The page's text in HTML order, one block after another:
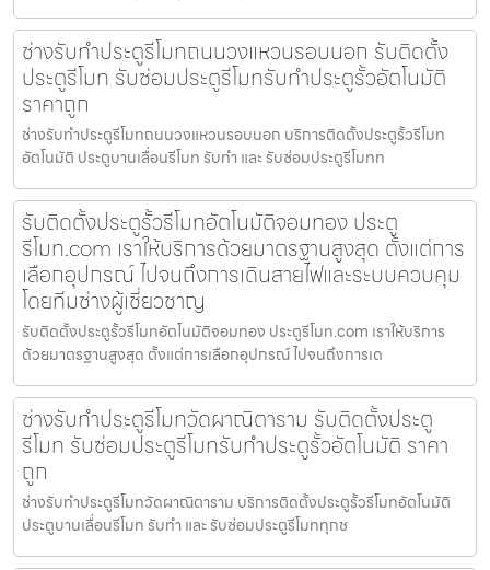
ช่างรับทำประตูรีโมทถนนวงแหวนรอบนอก รับติดตั้ง
ประตูรีโมท รับซ่อมประตูรีโมทรับทำประตูรั้วอัตโนมัติ
ราคาถูก
ช่างรับทำประตูรีโมทถนนวงแหวนรอบนอก บริการติดตั้งประตูรั้วรีโมท
อัตโนมัติ ประตูบานเลื่อนรีโมท รับทำ และ รับซ่อมประตูรีโมทท
รับติดตั้งประตูรั้วรีโมทอัตโนมัติจอมทอง ประตู
รีโมท.com เราให้บริการด้วยมาตรฐานสูงสุด ตั้งแต่การ
เลือกอุปกรณ์ ไปจนถึงการเดินสายไฟและระบบควบคุม
โดยทีมช่างผู้เชี่ยวชาญ
รับติดตั้งประตูรั้วรีโมทอัตโนมัติจอมทอง ประตูรีโมท.com เราให้บริการ
ด้วยมาตรฐานสูงสุด ตั้งแต่การเลือกอุปกรณ์ ไปจนถึงการเด
ช่างรับทำประตูรีโมทวัดผาณิตาราม รับติดตั้งประตู
รีโมท รับซ่อมประตูรีโมทรับทำประตูรั้วอัตโนมัติ ราคา
ถูก
ช่างรับทำประตูรีโมทวัดผาณิตาราม บริการติดตั้งประตูรั้วรีโมทอัตโนมัติ
ประตูบานเลื่อนรีโมท รับทำ และ รับซ่อมประตูรีโมททุกช